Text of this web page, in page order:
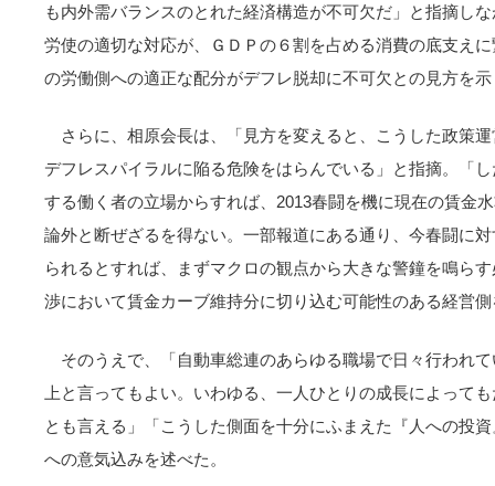
も内外需バランスのとれた経済構造が不可欠だ」と指摘し
労使の適切な対応が、ＧＤＰの６割を占める消費の底支え
の労働側への適正な配分がデフレ脱却に不可欠との見方を
さらに、相原会長は、「見方を変えると、こうした政策
デフレスパイラルに陥る危険をはらんでいる」と指摘。「
する働く者の立場からすれば、2013春闘を機に現在の賃金
論外と断ぜざるを得ない。一部報道にある通り、今春闘に
られるとすれば、まずマクロの観点から大きな警鐘を鳴ら
渉において賃金カーブ維持分に切り込む可能性のある経営
そのうえで、「自動車総連のあらゆる職場で日々行われ
上と言ってもよい。いわゆる、一人ひとりの成長によって
とも言える」「こうした側面を十分にふまえた『人への投
への意気込みを述べた。